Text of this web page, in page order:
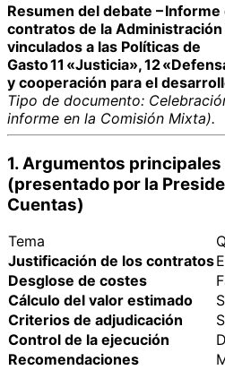
Resumen del debate –
contratos de la
vinculados a las Políticas de
Gasto 11 «Justicia», 12
y cooperación para el
Tipo de documento:
informe en la Comisión Mixta).
1. Argumentos
(presentado por la
Cuentas)
Tema
Justificación de los contratos
Desglose de costes
Cálculo del valor estimado
Criterios de adjudicación
Control de la ejecución
Recomendaciones